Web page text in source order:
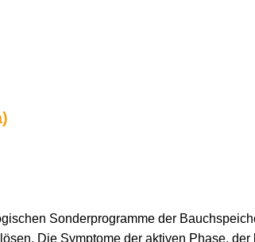
Sonderprogramme der
Die Symptome der aktiven Phase,